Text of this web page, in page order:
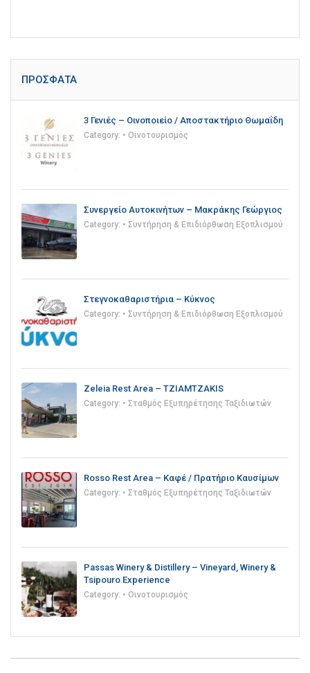
ΠΡΌΣΦΑΤΑ
3 Γενιές – Οινοποιείο / Αποστακτήριο Θωμαΐδη
Category: • Οινοτουρισμός
Συνεργείο Αυτοκινήτων – Μακράκης Γεώργιος
Category: • Συντήρηση & Επιδιόρθωση Εξοπλισμού
Στεγνοκαθαριστήρια – Κύκνος
Category: • Συντήρηση & Επιδιόρθωση Εξοπλισμού
Zeleia Rest Area – TZIAMTZAKIS
Category: • Σταθμός Εξυπηρέτησης Ταξιδιωτών
Rosso Rest Area – Καφέ / Πρατήριο Καυσίμων
Category: • Σταθμός Εξυπηρέτησης Ταξιδιωτών
Passas Winery & Distillery – Vineyard, Winery &
Tsipouro Experience
Category: • Οινοτουρισμός